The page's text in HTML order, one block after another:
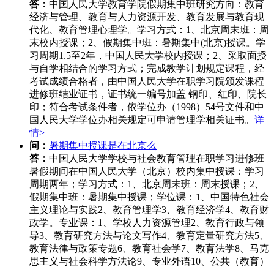
答： 中国人民大学教育学院假期集中班研究方向：教育
经济与管理、教育与人力资源开发、教育发展与教育现
代化、教育管理心理学。学习方式：1、北京周末班：周
末校内授课；2、假期集中班：暑期集中(北京)授课。学
习周期1.5至2年，中国人民大学校内授课；2、采取面授
与自学相结合的学习方式；完成教学计划规定课程，经
考试成绩合格者，由中国人民大学在职学习院颁发课程
进修班结业证书，证书统一编号加盖 钢印、红印、院长
印；符合考试条件者，依学位办（1998）54号文件和中
国人民大学学位办相关规定可申请管理学相关证书。 详
情>
问： 暑期集中授课是在北京么
答： 中国人民大学学校与社会教育管理在职学习进修班
暑假期间在中国人民大学（北京）校内集中授课：学习
周期两年；学习方式：1、北京周末班：周末授课；2、
假期集中班：暑期集中授课；学位课：1、中国特色社会
主义理论与实践2、教育管理学3、教育经济学4、教育财
政学。专业课：1、学校人力资源管理2、教育行政与领
导3、教育研究方法与论文写作4、教育定量研究方法5、
教育法律与政策专题6、教育社会学7、教育法学8、马克
思主义与社会科学方法论9、专业外语10、公共（教育）